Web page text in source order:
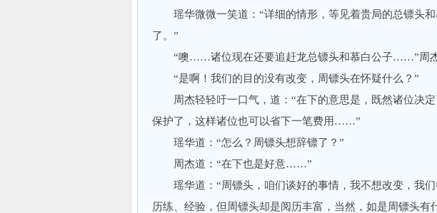
瑶华微微一笑道：“详细的情形，等见着贵局的总镖头和
了。”
“噢……诸位现在还要追赶龙总镖头和慕白公子……”周杰
“是啊！我们的目的没有改变，周镖头在怀疑什么？”
周杰轻轻吁一口气，道：“在下的意思是，既然诸位决定
保护了，这样诸位也可以省下一笔费用……”
瑶华道：“怎么？周镖头想辞镖了？”
周杰道：“在下也是好意……”
瑶华道：“周镖头，咱们谈好的事情，我不想改变，我们
历练、经验，但周镖头却是阅历丰富，当然，如是周镖头有